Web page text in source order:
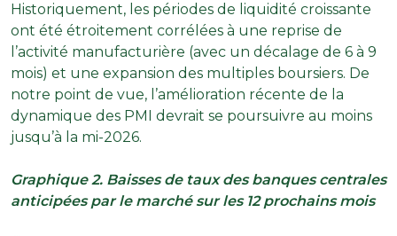
Historiquement, les périodes de liquidité croissante
ont été étroitement corrélées à une reprise de
l’activité manufacturière (avec un décalage de 6 à 9
mois) et une expansion des multiples boursiers. De
notre point de vue, l’amélioration récente de la
dynamique des PMI devrait se poursuivre au moins
jusqu’à la mi-2026.
Graphique 2. Baisses de taux des banques centrales
anticipées par le marché sur les 12 prochains mois